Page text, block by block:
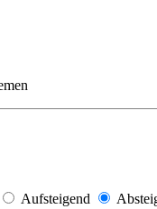
Aufsteigend